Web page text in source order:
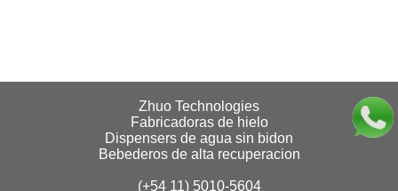
Zhuo Technologies
Fabricadoras de hielo
Dispensers de agua sin bidon
Bebederos de alta recuperacion
(+54 11) 5010-5604